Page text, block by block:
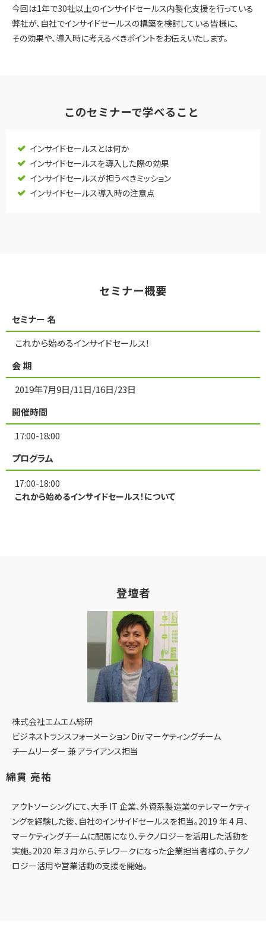
BtoBマーケティング基礎研修（ゲーム体験型）
私たちの理念
今回は1年で30社以上のインサイドセールス内製化支援を行っている
弊社が、自社でインサイドセールスの構築を検討している皆様に、
その効果や、導入時に考えるべきポイントをお伝えいたします。
このセミナーで学べること
インサイドセールスとは何か
インサイドセールスを導入した際の効果
インサイドセールスが担うべきミッション
インサイドセールス導入時の注意点
セミナー概要
セミナー 名
これから始めるインサイドセールス！
会 期
2019年7月9日/11日/16日/23日
開催時間
17:00-18:00
プログラム
17:00-18:00
これから始めるインサイドセールス！について
登壇者
株式会社エムエム総研
ビジネストランスフォーメーション Div マーケティングチーム
チームリーダー 兼 アライアンス担当
綿貫 亮祐
アウトソーシングにて、大手 IT 企業、外資系製造業のテレマーケティ
ングを経験した後、自社のインサイドセールスを担当。2019 年 4 月、
マーケティングチームに配属になり、テクノロジーを活用した活動を
実施。2020 年 3 月から、テレワークになった企業担当者様の、テクノ
ロジー活用や営業活動の支援を開始。